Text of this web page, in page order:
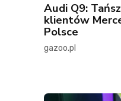
Audi Q9:
klientów
Polsce
gazoo.pl